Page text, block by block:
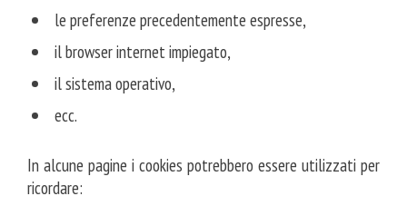
blog
consulenza
online
curriculum
le preferenze precedentemente espresse,
il browser internet impiegato,
il sistema operativo,
ecc.
In alcune pagine i cookies potrebbero essere utilizzati per
ricordare: